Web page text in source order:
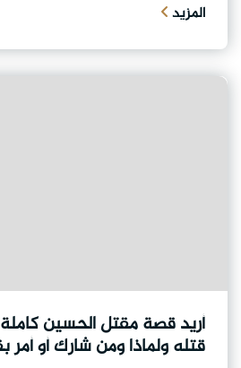
المزيد
أريد قصة مقتل الحسين
قتله ولماذا ومن شارك أو أمر